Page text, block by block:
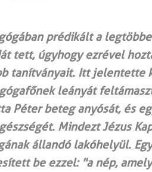
prédikált a
tett, úgyhogy ezrével
tanítványait. Itt jelentette
leányát
Péter beteg anyósát, és
Mindezt Jézus
állandó lakóhelyül.
be ezzel: "a nép,